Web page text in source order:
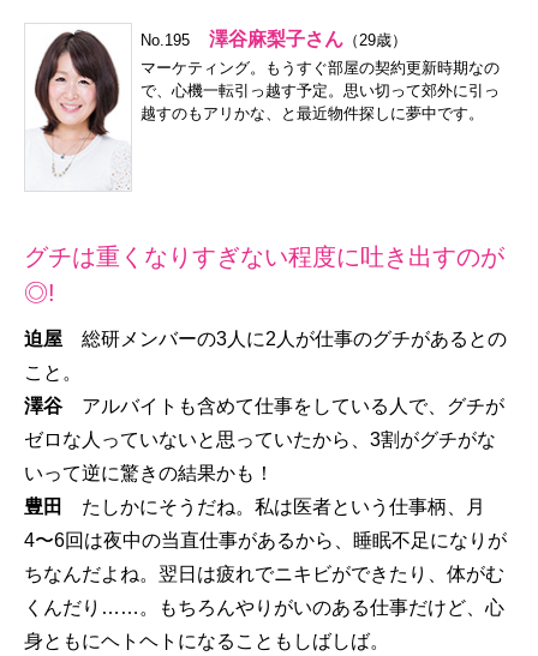
No.195 澤谷麻梨子さん （29歳）
マーケティング。もうすぐ部屋の契約更新時期なの
で、心機一転引っ越す予定。思い切って郊外に引っ
越すのもアリかな、と最近物件探しに夢中です。
グチは重くなりすぎない程度に吐き出すのが
◎!
迫屋 総研メンバーの3人に2人が仕事のグチがあるとの
こと。
澤谷 アルバイトも含めて仕事をしている人で、グチが
ゼロな人っていないと思っていたから、3割がグチがな
いって逆に驚きの結果かも！
豊田
たしかにそうだね。私は医者という仕事柄、月
4〜6回は夜中の当直仕事があるから、睡眠不足になりが
ちなんだよね。翌日は疲れでニキビができたり、体がむ
くんだり……。もちろんやりがいのある仕事だけど、心
身ともにヘトヘトになることもしばしば。